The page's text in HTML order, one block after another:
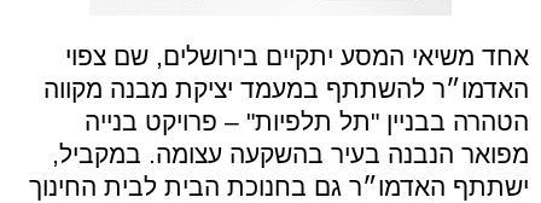
אחד משיאי המסע יתקיים בירושלים, שם צפוי
האדמו״ר להשתתף במעמד יציקת מבנה מקווה
הטהרה בבניין "תל תלפיות" – פרויקט בנייה
מפואר הנבנה בעיר בהשקעה עצומה. במקביל,
ישתתף האדמו״ר גם בחנוכת הבית לבית החינוך